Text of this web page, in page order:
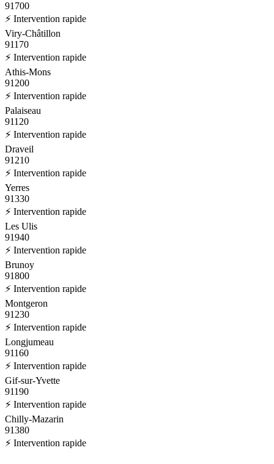
91700
⚡ Intervention rapide
Viry-Châtillon
91170
⚡ Intervention rapide
Athis-Mons
91200
⚡ Intervention rapide
Palaiseau
91120
⚡ Intervention rapide
Draveil
91210
⚡ Intervention rapide
Yerres
91330
⚡ Intervention rapide
Les Ulis
91940
⚡ Intervention rapide
Brunoy
91800
⚡ Intervention rapide
Montgeron
91230
⚡ Intervention rapide
Longjumeau
91160
⚡ Intervention rapide
Gif-sur-Yvette
91190
⚡ Intervention rapide
Chilly-Mazarin
91380
⚡ Intervention rapide